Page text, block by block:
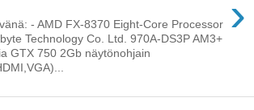
›
- AMD FX-8370 Eight-Core Processor
Technology Co. Ltd. 970A-DS3P AM3+
GTX 750 2Gb näytönohjain